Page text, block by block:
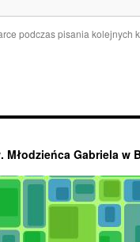
podczas pisania kolejnych
Gabriela w